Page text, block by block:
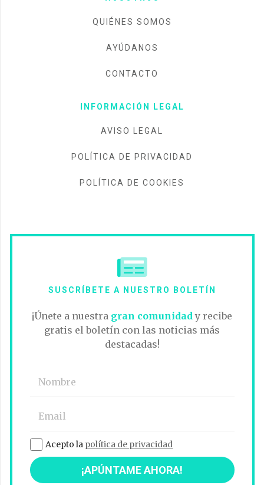
QUIÉNES SOMOS
AYÚDANOS
CONTACTO
INFORMACIÓN LEGAL
AVISO LEGAL
POLÍTICA DE PRIVACIDAD
POLÍTICA DE COOKIES
SUSCRÍBETE A NUESTRO BOLETÍN
¡Únete a nuestra gran comunidad y recibe
gratis el boletín con las noticias más
destacadas!
Acepto la política de privacidad